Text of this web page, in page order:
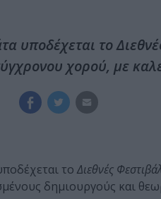
υποδέχεται το
χορού, με
το Διεθνές
δημιουργούς και